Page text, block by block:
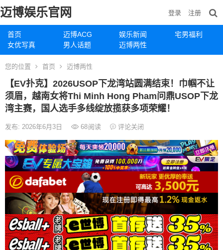
迈博娱乐官网
首页 迈博ACG 娱乐新闻
宅男福利
女优写真
男人话题 迈博两性
登录 注册
您的位置 首页 迈博两性
【EV扑克】2026USOP下龙湾站圆满结束！巾帼不让
须眉，越南女将Thi Minh Hong Pham问鼎USOP下龙
湾主赛，国人选手多线绽放揽获多项荣耀！
发布: 2026年6月3日 68阅读 评论关闭